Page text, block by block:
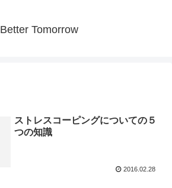
Better Tomorrow
ストレスコーピングについての５
つの知識
2016.02.28